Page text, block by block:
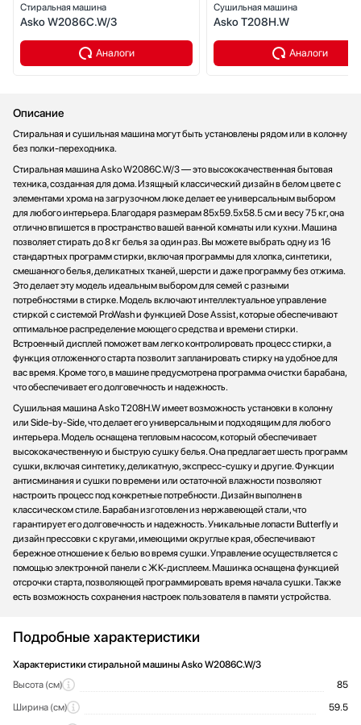
Стиральная машина
Asko W2086C.W/3
Аналоги
Сушильная машина
Asko T208H.W
Аналоги
Описание
Стиральная и сушильная машина могут быть установлены рядом или в колонну
без полки-переходника.
Стиральная машина Asko W2086C.W/3 — это высококачественная бытовая
техника, созданная для дома. Изящный классический дизайн в белом цвете с
элементами хрома на загрузочном люке делает ее универсальным выбором
для любого интерьера. Благодаря размерам 85х59.5х58.5 см и весу 75 кг, она
отлично впишется в пространство вашей ванной комнаты или кухни. Машина
позволяет стирать до 8 кг белья за один раз. Вы можете выбрать одну из 16
стандартных программ стирки, включая программы для хлопка, синтетики,
смешанного белья, деликатных тканей, шерсти и даже программу без отжима.
Это делает эту модель идеальным выбором для семей с разными
потребностями в стирке. Модель включают интеллектуальное управление
стиркой с системой ProWash и функцией Dose Assist, которые обеспечивают
оптимальное распределение моющего средства и времени стирки.
Встроенный дисплей поможет вам легко контролировать процесс стирки, а
функция отложенного старта позволит запланировать стирку на удобное для
вас время. Кроме того, в машине предусмотрена программа очистки барабана,
что обеспечивает его долговечность и надежность.
Сушильная машина Asko T208H.W имеет возможность установки в колонну
или Side-by-Side, что делает его универсальным и подходящим для любого
интерьера. Модель оснащена тепловым насосом, который обеспечивает
высококачественную и быструю сушку белья. Она предлагает шесть программ
сушки, включая синтетику, деликатную, экспресс-сушку и другие. Функции
антисминания и сушки по времени или остаточной влажности позволяют
настроить процесс под конкретные потребности. Дизайн выполнен в
классическом стиле. Барабан изготовлен из нержавеющей стали, что
гарантирует его долговечность и надежность. Уникальные лопасти Butterfly и
дизайн прессовки с кругами, имеющими округлые края, обеспечивают
бережное отношение к белью во время сушки. Управление осуществляется с
помощью электронной панели с ЖК-дисплеем. Машинка оснащена функцией
отсрочки старта, позволяющей программировать время начала сушки. Также
есть возможность сохранения настроек пользователя в памяти устройства.
Подробные характеристики
Характеристики стиральной машины Asko W2086C.W/3
Высота (см)
85
Ширина (см)
59.5